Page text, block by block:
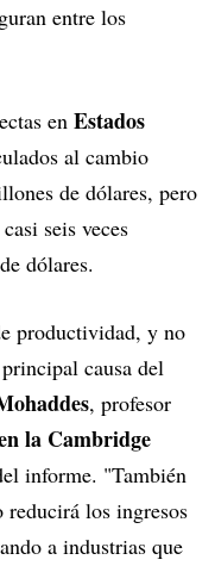
entre los
en Estados
al cambio
de dólares, pero
seis veces
dólares.
productividad, y no
causa del
, profesor
la Cambridge
informe. "También
los ingresos
a industrias que